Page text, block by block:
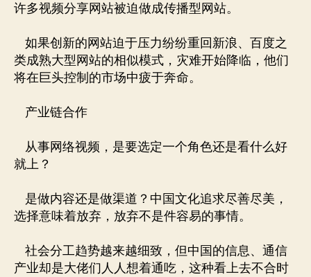
许多视频分享网站被迫做成传播型网站。
如果创新的网站迫于压力纷纷重回新浪、百度之
类成熟大型网站的相似模式，灾难开始降临，他们
将在巨头控制的市场中疲于奔命。
产业链合作
从事网络视频，是要选定一个角色还是看什么好
就上？
是做内容还是做渠道？中国文化追求尽善尽美，
选择意味着放弃，放弃不是件容易的事情。
社会分工趋势越来越细致，但中国的信息、通信
产业却是大佬们人人想着通吃，这种看上去不合时